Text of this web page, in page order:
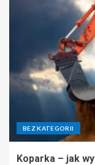
BEZ KATEGORII
Koparka – jak